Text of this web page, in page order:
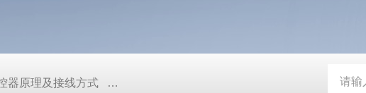
器原理及接线方式 日本SMC真空压力开关的中文资料ZK2-ZSEA-A